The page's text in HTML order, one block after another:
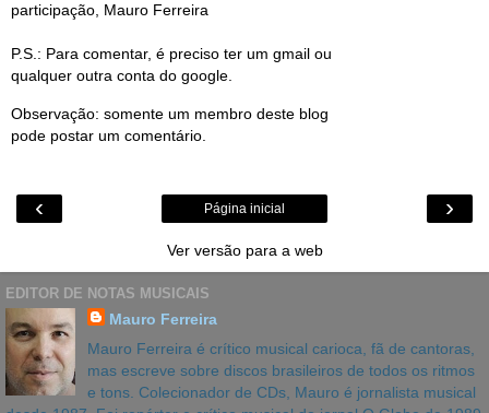
participação, Mauro Ferreira
P.S.: Para comentar, é preciso ter um gmail ou
qualquer outra conta do google.
Observação: somente um membro deste blog
pode postar um comentário.
‹ ›
Página inicial
Ver versão para a web
EDITOR DE NOTAS MUSICAIS
Mauro Ferreira
Mauro Ferreira é crítico musical carioca, fã de cantoras,
mas escreve sobre discos brasileiros de todos os ritmos
e tons. Colecionador de CDs, Mauro é jornalista musical